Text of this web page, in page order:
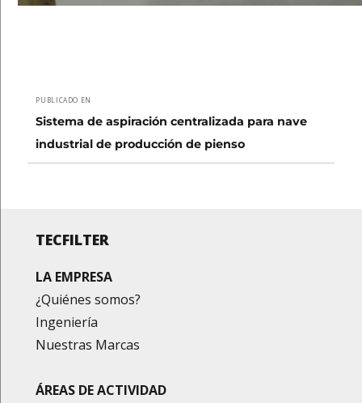
Navegación
de
entradas
PUBLICADO EN
Sistema de aspiración centralizada para nave
industrial de producción de pienso
TECFILTER
LA EMPRESA
¿Quiénes somos?
Ingeniería
Nuestras Marcas
ÁREAS DE ACTIVIDAD